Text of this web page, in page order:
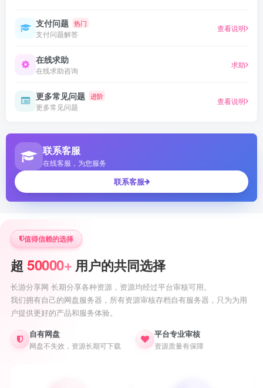
支付问题 热门
支付问题解答
查看说明
在线求助
在线求助咨询
求助
更多常见问题 进阶
更多常见问题
查看说明
联系客服
在线客服，为您服务
联系客服
值得信赖的选择
超 50000+ 用户的共同选择
长游分享网 长期分享各种资源，资源均经过平台审核可用。
我们拥有自己的网盘服务器，所有资源审核存档自有服务器，只为为用
户提供更好的产品和服务体验。
自有网盘
网盘不失效，资源长期可下载
平台专业审核
资源质量有保障